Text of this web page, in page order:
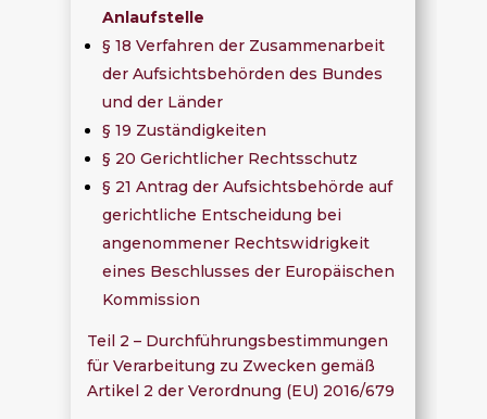
Anlaufstelle
§ 18 Verfahren der Zusammenarbeit
der Aufsichtsbehörden des Bundes
und der Länder
§ 19 Zuständigkeiten
§ 20 Gerichtlicher Rechtsschutz
§ 21 Antrag der Aufsichtsbehörde auf
gerichtliche Entscheidung bei
angenommener Rechtswidrigkeit
eines Beschlusses der Europäischen
Kommission
Teil 2 – Durchführungsbestimmungen
für Verarbeitung zu Zwecken gemäß
Artikel 2 der Verordnung (EU) 2016/679